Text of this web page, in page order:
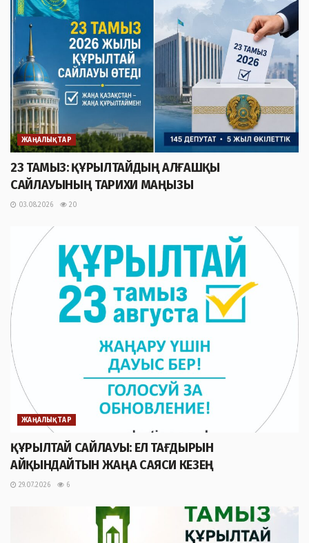
ЖАҢАЛЫҚТАР
23 ТАМЫЗ: ҚҰРЫЛТАЙДЫҢ АЛҒАШҚЫ
САЙЛАУЫНЫҢ ТАРИХИ МАҢЫЗЫ
03.08.2026 20
ЖАҢАЛЫҚТАР
ҚҰРЫЛТАЙ САЙЛАУЫ: ЕЛ ТАҒДЫРЫН
АЙҚЫНДАЙТЫН ЖАҢА САЯСИ КЕЗЕҢ
29.07.2026 6